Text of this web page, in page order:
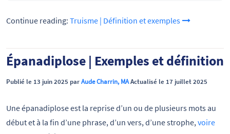
Continue reading: Truisme | Définition et exemples
Épanadiplose | Exemples et définition
Publié le 13 juin 2025 parAude Charrin, MAActualisé le 17 juillet 2025
Une épanadiplose est la reprise d’un ou de plusieurs mots au
début et à la fin d’une phrase, d’un vers, d’une strophe, voire